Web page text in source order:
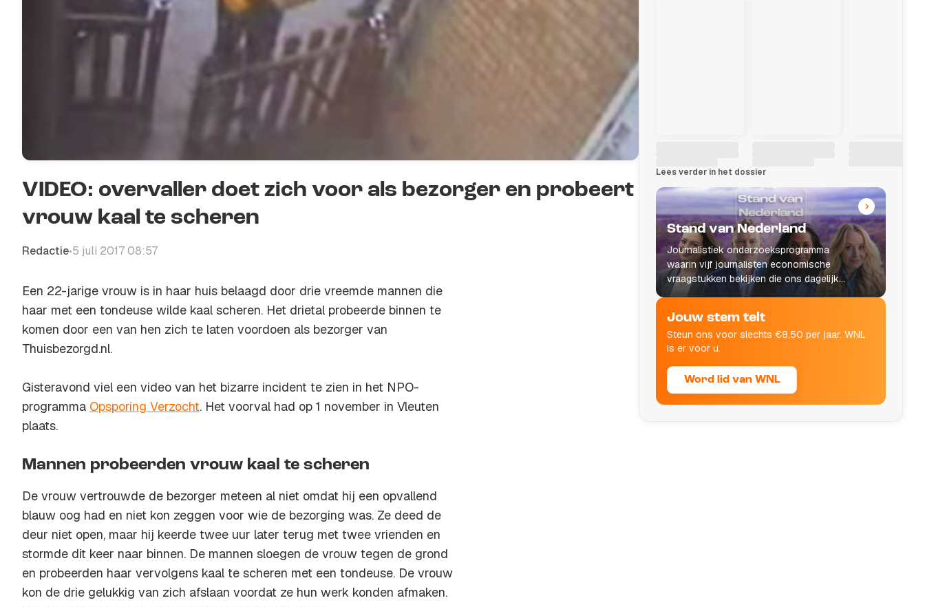
VIDEO: overvaller doet zich voor als bezorger en probeert
vrouw kaal te scheren
Redactie•5 juli 2017 08:57
Een 22-jarige vrouw is in haar huis belaagd door drie vreemde mannen die
haar met een tondeuse wilde kaal scheren. Het drietal probeerde binnen te
komen door een van hen zich te laten voordoen als bezorger van
Thuisbezorgd.nl.
Gisteravond viel een video van het bizarre incident te zien in het NPO-
programma Opsporing Verzocht. Het voorval had op 1 november in Vleuten
plaats.
Mannen probeerden vrouw kaal te scheren
De vrouw vertrouwde de bezorger meteen al niet omdat hij een opvallend
blauw oog had en niet kon zeggen voor wie de bezorging was. Ze deed de
deur niet open, maar hij keerde twee uur later terug met twee vrienden en
stormde dit keer naar binnen. De mannen sloegen de vrouw tegen de grond
en probeerden haar vervolgens kaal te scheren met een tondeuse. De vrouw
kon de drie gelukkig van zich afslaan voordat ze hun werk konden afmaken.
Lees verder in het dossier
Stand van Nederland
Journalistiek onderzoeksprogramma
waarin vijf journalisten economische
vraagstukken bekijken die ons dagelijks
leven raken.
Jouw stem telt
Steun ons voor slechts €8,50 per jaar. WNL
is er voor u.
Word lid van WNL